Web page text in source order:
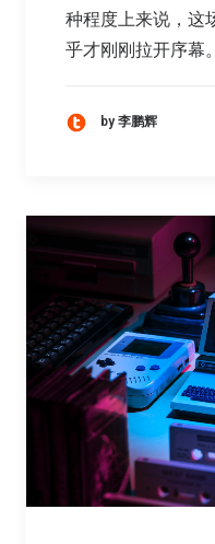
种程度上来说，这
乎才刚刚拉开序幕
by 李鹏辉